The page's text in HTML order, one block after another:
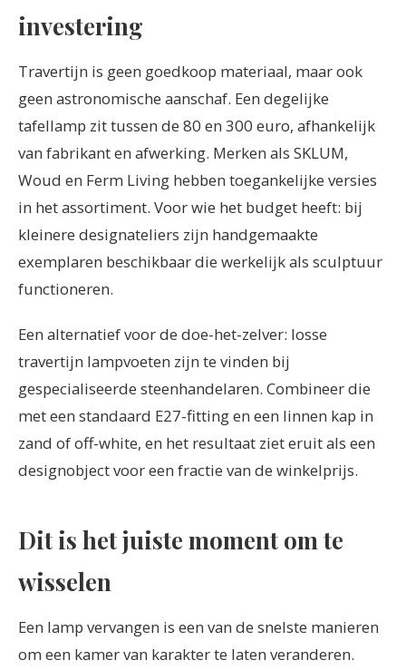
investering
Travertijn is geen goedkoop materiaal, maar ook
geen astronomische aanschaf. Een degelijke
tafellamp zit tussen de 80 en 300 euro, afhankelijk
van fabrikant en afwerking. Merken als SKLUM,
Woud en Ferm Living hebben toegankelijke versies
in het assortiment. Voor wie het budget heeft: bij
kleinere designateliers zijn handgemaakte
exemplaren beschikbaar die werkelijk als sculptuur
functioneren.
Een alternatief voor de doe-het-zelver: losse
travertijn lampvoeten zijn te vinden bij
gespecialiseerde steenhandelaren. Combineer die
met een standaard E27-fitting en een linnen kap in
zand of off-white, en het resultaat ziet eruit als een
designobject voor een fractie van de winkelprijs.
Dit is het juiste moment om te
wisselen
Een lamp vervangen is een van de snelste manieren
om een kamer van karakter te laten veranderen.